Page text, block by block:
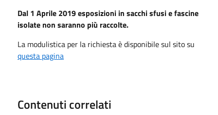
Dal 1 Aprile 2019 esposizioni in sacchi sfusi e fascine
isolate non saranno più raccolte.
La modulistica per la richiesta è disponibile sul sito su
questa pagina
Contenuti correlati